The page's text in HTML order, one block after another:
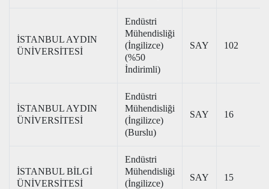
İSTANBUL AYDIN
ÜNİVERSİTESİ
Endüstri
Mühendisliği
(İngilizce)
(%50
İndirimli)
SAY 102
İSTANBUL AYDIN
ÜNİVERSİTESİ
Endüstri
Mühendisliği
(İngilizce)
(Burslu)
SAY 16
İSTANBUL BİLGİ
ÜNİVERSİTESİ
Endüstri
Mühendisliği
(İngilizce)
SAY 15